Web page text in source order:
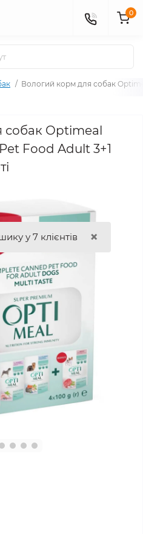
0
Вологий корм для собак
Optimeal
Food Adult 3+1
у 7 клієнтів ×